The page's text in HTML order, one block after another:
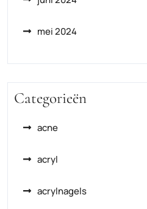
mei 2024
Categorieën
acne
acryl
acrylnagels